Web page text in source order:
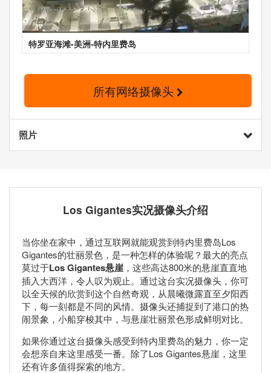
特罗亚海滩-美洲-特内里费岛
所有网络摄像头
照片
Los Gigantes实况摄像头介绍
当你坐在家中，通过互联网就能观赏到特内里费岛Los
Gigantes的壮丽景色，是一种怎样的体验呢？最大的亮点
莫过于Los Gigantes悬崖 ，这些高达800米的悬崖直直地
插入大西洋，令人叹为观止。通过这台实况摄像头，你可
以全天候的欣赏到这个自然奇观，从晨曦微露直至夕阳西
下，每一刻都是不同的风情。摄像头还捕捉到了港口的热
闹景象，小船穿梭其中，与悬崖壮丽景色形成鲜明对比。
如果你通过这台摄像头感受到特内里费岛的魅力，你一定
会想亲自来这里感受一番。除了Los Gigantes悬崖，这里
还有许多值得探索的地方。